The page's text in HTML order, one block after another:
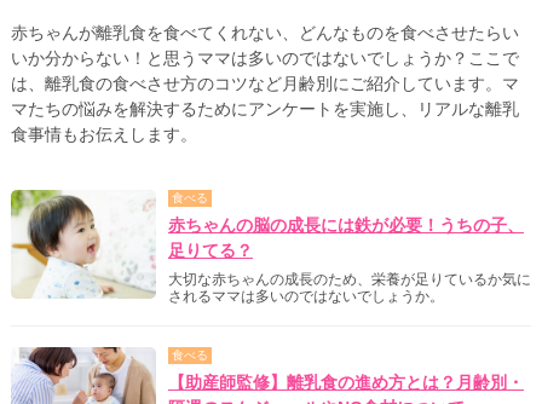
赤ちゃんが離乳食を食べてくれない、どんなものを食べさせたらい
いか分からない！と思うママは多いのではないでしょうか？ここで
は、離乳食の食べさせ方のコツなど月齢別にご紹介しています。マ
マたちの悩みを解決するためにアンケートを実施し、リアルな離乳
食事情もお伝えします。
食べる
赤ちゃんの脳の成長には鉄が必要！うちの子、
足りてる？
大切な赤ちゃんの成長のため、栄養が足りているか気に
されるママは多いのではないでしょうか。
食べる
【助産師監修】離乳食の進め方とは？月齢別・